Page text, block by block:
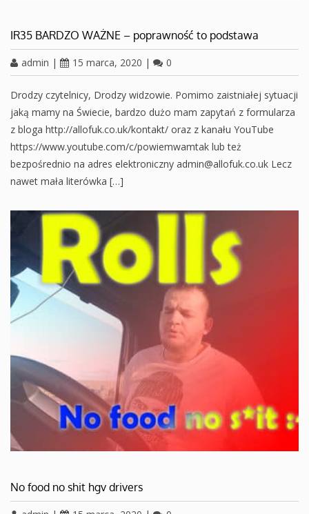
IR35 BARDZO WAŻNE – poprawność to podstawa
admin | 15 marca, 2020 | 0
Drodzy czytelnicy, Drodzy widzowie. Pomimo zaistniałej sytuacji
jaką mamy na Świecie, bardzo dużo mam zapytań z formularza
z bloga http://allofuk.co.uk/kontakt/ oraz z kanału YouTube
https://www.youtube.com/c/powiemwamtak lub też
bezpośrednio na adres elektroniczny admin@allofuk.co.uk Lecz
nawet mała literówka […]
No food no shit hgv drivers